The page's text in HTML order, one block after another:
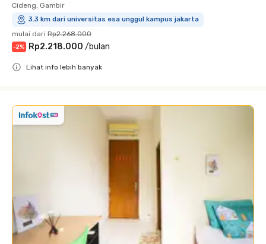
Cideng, Gambir
3.3 km dari universitas esa unggul kampus jakarta
mulai dari Rp2.268.000
-2% Rp2.218.000 /bulan
Lihat info lebih banyak